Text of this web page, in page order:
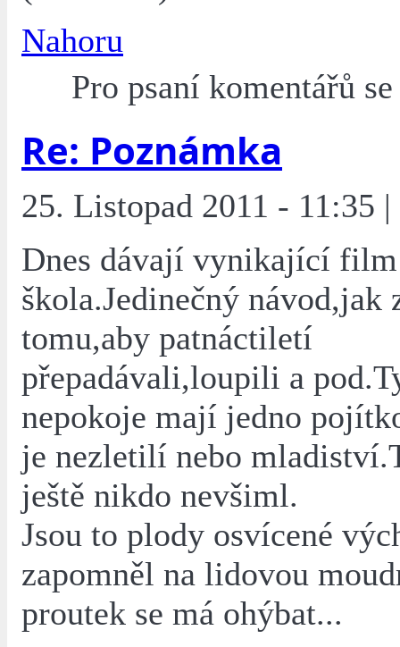
Nahoru
Pro psaní komentářů
Re: Poznámka
25. Listopad 2011 - 11:35
Dnes dávají vynikající film
škola.Jedinečný návod,jak
tomu,aby patnáctiletí
přepadávali,loupili a
nepokoje mají jedno
je nezletilí nebo
ještě nikdo nevšiml.
Jsou to plody osvícené
zapomněl na lidovou
proutek se má ohýbat...